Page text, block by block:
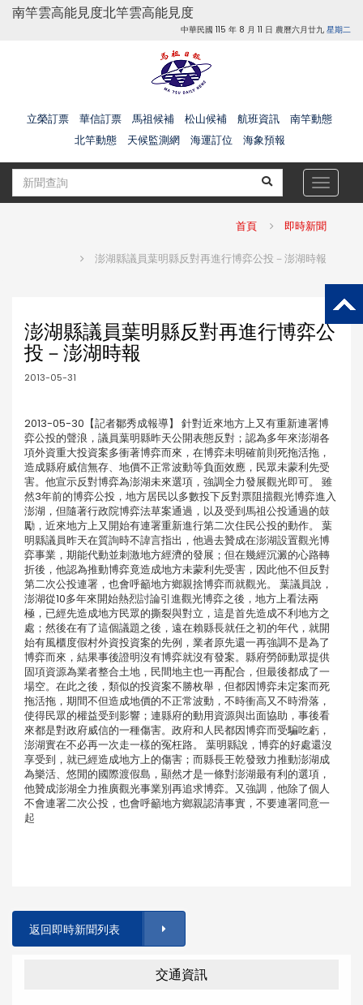
南竿雲高能見度北竿雲高能見度
中華民國 115 年 8 月 11 日 農曆六月廿九 星期二
立榮訂票 華信訂票 馬祖候補 松山候補 航班資訊
南竿動態
北竿動態
天候監測網 海運訂位 海象預報
Toggle
首頁 即時新聞
澎湖縣議員葉明縣反對再進行博弈公投－澎湖時報
澎湖縣議員葉明縣反對再進行博弈公
投－澎湖時報
2013-05-31
2013-05-30【記者鄒秀成報導】 針對近來地方上又有重新連署博
弈公投的聲浪，議員葉明縣昨天公開表態反對；認為多年來澎湖各
項外資重大投資案多衝著博弈而來，在博弈未明確前則死拖活拖，
造成縣府威信無存、地價不正常波動等負面效應，民眾未蒙利先受
害。他宣示反對博弈為澎湖未來選項，強調全力發展觀光即可。 雖
然3年前的博弈公投，地方居民以多數投下反對票阻擋觀光博弈進入
澎湖，但隨著行政院博弈法草案通過，以及受到馬祖公投通過的鼓
勵，近來地方上又開始有連署重新進行第二次住民公投的動作。 葉
明縣議員昨天在質詢時不諱言指出，他過去贊成在澎湖設置觀光博
弈事業，期能代動並刺激地方經濟的發展；但在幾經沉澱的心路轉
折後，他認為推動博弈竟造成地方未蒙利先受害，因此他不但反對
第二次公投連署，也會呼籲地方鄉親捨博弈而就觀光。 葉議員說，
澎湖從10多年來開始熱烈討論引進觀光博弈之後，地方上看法兩
極，已經先造成地方民眾的撕裂與對立，這是首先造成不利地方之
處；然後在有了這個議題之後，遠在賴縣長就任之初的年代，就開
始有風櫃度假村外資投資案的先例，業者原先還一再強調不是為了
博弈而來，結果事後證明沒有博弈就沒有發案。縣府勞師動眾提供
固項資源為業者整合土地，民間地主也一再配合，但最後都成了一
場空。在此之後，類似的投資案不勝枚舉，但都因博弈未定案而死
拖活拖，期間不但造成地價的不正常波動，不時衝高又不時滑落，
使得民眾的權益受到影響；連縣府的動用資源與出面協助，事後看
來都是對政府威信的一種傷害。政府和人民都因博弈而受騙吃虧，
澎湖實在不必再一次走一樣的冤枉路。 葉明縣說，博弈的好處還沒
享受到，就已經造成地方上的傷害；而縣長王乾發致力推動澎湖成
為樂活、悠閒的國際渡假島，顯然才是一條對澎湖最有利的選項，
他贊成澎湖全力推廣觀光事業別再追求博弈。又強調，他除了個人
不會連署二次公投，也會呼籲地方鄉親認清事實，不要連署同意一
起
返回即時新聞列表
交通資訊